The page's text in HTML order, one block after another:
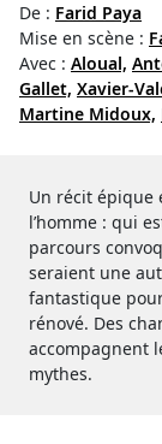
De : Farid Paya
Mise en scène :
Avec : Aloual,
Gallet, Xavier-
Martine Midoux,
Un récit épique
l’homme : qui
parcours
seraient une
fantastique
rénové. Des
accompagnent
mythes.